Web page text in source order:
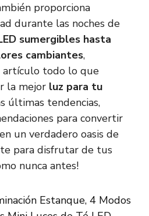
proporciona
durante las noches de
sumergibles hasta
cambiantes,
artículo todo lo que
la mejor luz para tu
últimas tendencias,
para convertir
un verdadero oasis de
para disfrutar de tus
nunca antes!
Estanque, 4 Modos